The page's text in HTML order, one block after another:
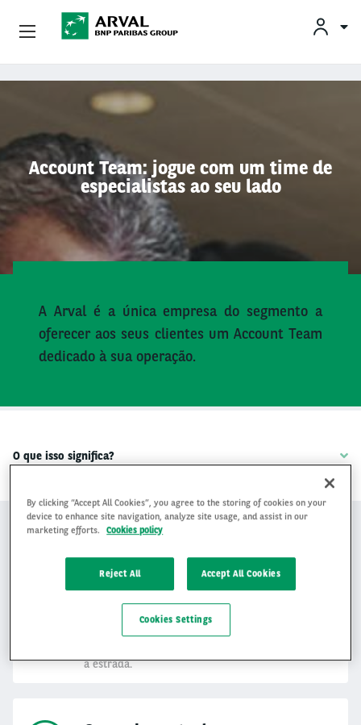
Pular para o conteúdo principal
Account Team: jogue com um time de
especialistas ao seu lado
A Arval é a única empresa do segmento a
oferecer aos seus clientes um Account Team
dedicado à sua operação.
O que isso significa?
Benefícios Arval
Assistência rodoviária
Assistência rodoviária líder de mercado para
todos os condutores, em todos os países, 24 horas
à estrada.
Conheça A Arval
By clicking “Accept All Cookies”, you agree to the storing of cookies on your
device to enhance site navigation, analyze site usage, and assist in our
marketing efforts.
Cookies policy
Reject All Accept All Cookies
Cookies Settings